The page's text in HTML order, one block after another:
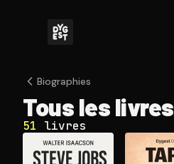
Biographies
Tous les livres
51 livres